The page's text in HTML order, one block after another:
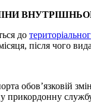
до
після чого
обов’язковій
прикордонну